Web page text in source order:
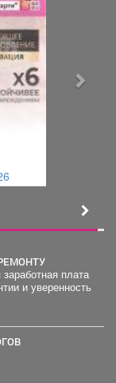
плата
и уверенность30